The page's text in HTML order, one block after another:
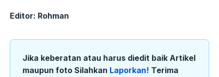
Editor: Rohman
Jika keberatan atau harus diedit baik Artikel
maupun foto Silahkan Laporkan! Terima